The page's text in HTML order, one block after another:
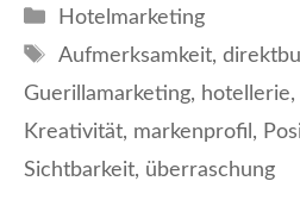
Kategorien
Hotelmarketing
Schlagwörter
Aufmerksamkeit,
Guerillamarketing, hotellerie,
Kreativität, markenprofil ,
Sichtbarkeit, überraschung